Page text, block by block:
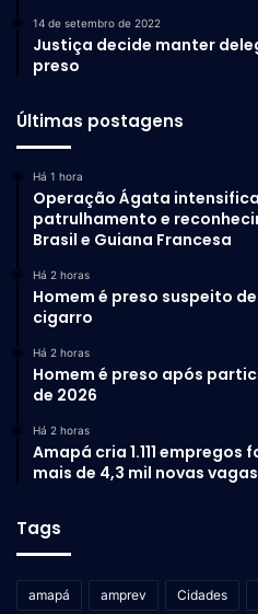
14 de setembro de 2022
Justiça decide manter
preso
Últimas postagens
Há 1 hora
Operação Ágata
patrulhamento e
Brasil e Guiana Francesa
Há 2 horas
Homem é preso suspeito
cigarro
Há 2 horas
Homem é preso após
de 2026
Há 2 horas
Amapá cria 1.111
mais de 4,3 mil novas
Tags
amapá amprev Cidades